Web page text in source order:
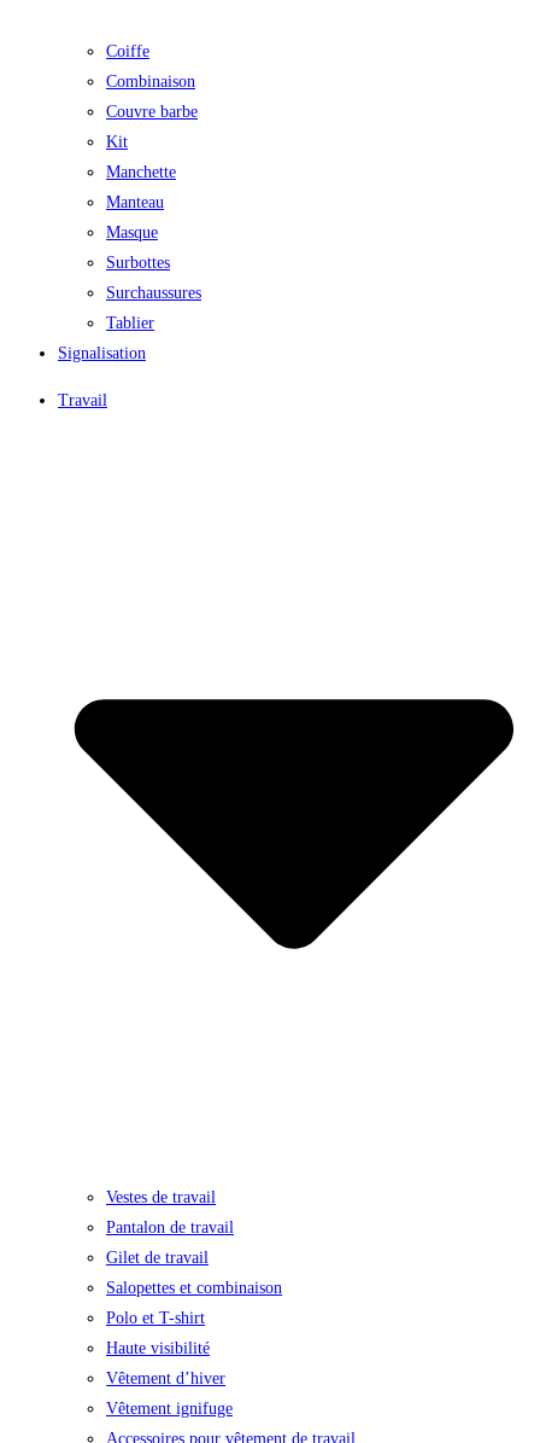
Coiffe
Combinaison
Couvre barbe
Kit
Manchette
Manteau
Masque
Surbottes
Surchaussures
Tablier
Signalisation
Travail
Vestes de travail
Pantalon de travail
Gilet de travail
Salopettes et combinaison
Polo et T-shirt
Haute visibilité
Vêtement d’hiver
Vêtement ignifuge
Accessoires pour vêtement de travail